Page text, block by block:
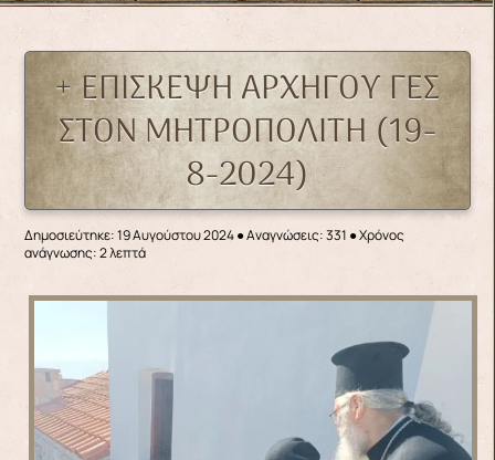
+ ΕΠΙΣΚΕΨΗ ΑΡΧΗΓΟΥ ΓΕΣ
ΣΤΟΝ ΜΗΤΡΟΠΟΛΙΤΗ (19-
8-2024)
Δημοσιεύτηκε: 19 Αυγούστου 2024●Αναγνώσεις: 331 ● Χρόνος
ανάγνωσης: 2 λεπτά